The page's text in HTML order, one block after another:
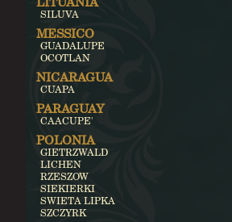
SILUVA
MESSICO
GUADALUPE
OCOTLAN
NICARAGUA
CUAPA
PARAGUAY
CAACUPE'
POLONIA
GIETRZWALD
LICHEN
RZESZOW
SIEKIERKI
SWIETA LIPKA
SZCZYRK